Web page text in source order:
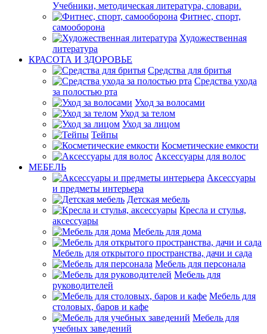
Учебники, методическая литература, словари.
Фитнес, спорт,
самооборона
Художественная
литература
КРАСОТА И ЗДОРОВЬЕ
Средства для бритья
Средства ухода
за полостью рта
Уход за волосами
Уход за телом
Уход за лицом
Тейпы
Косметические емкости
Аксессуары для волос
МЕБЕЛЬ
Аксессуары
и предметы интерьера
Детская мебель
Кресла и стулья,
аксессуары
Мебель для дома
Мебель для открытого пространства, дачи и сада
Мебель для персонала
Мебель для
руководителей
Мебель для
столовых, баров и кафе
Мебель для
учебных заведений